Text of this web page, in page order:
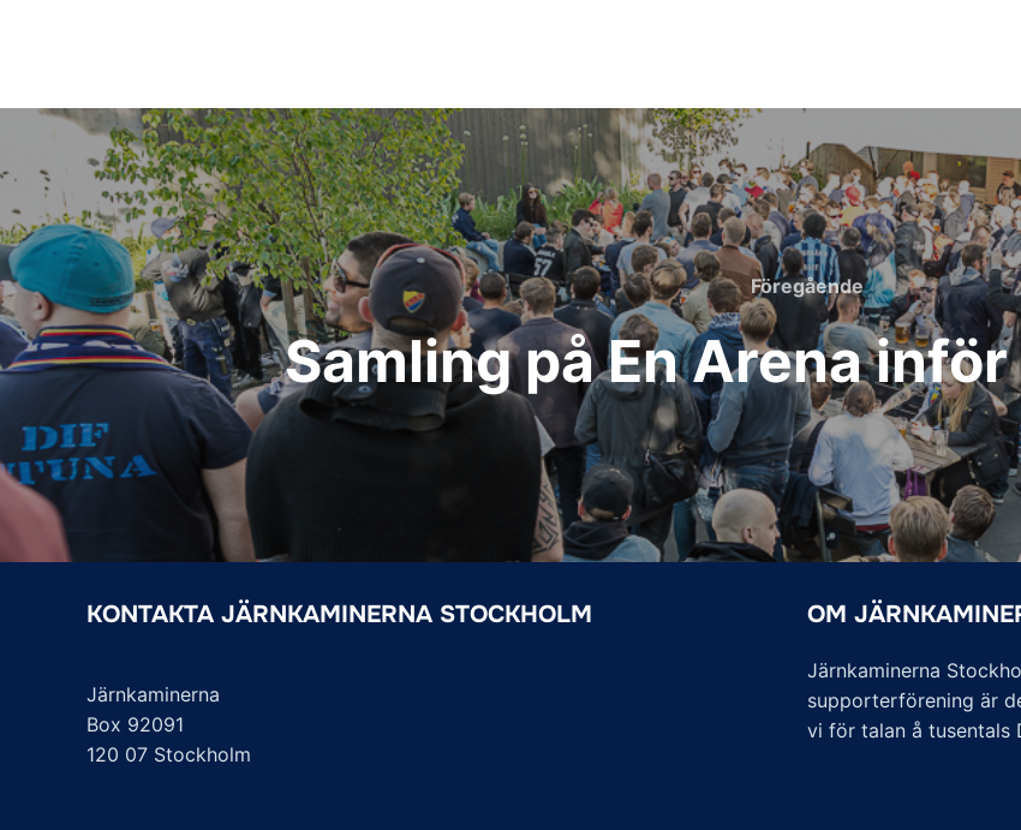
Inläggsnavigering
Föregående
Föregående
Samling på En Arena
KONTAKTA JÄRNKAMINERNA STOCKHOLM
Järnkaminerna
Box 92091
120 07 Stockholm
OM
Järnkaminerna
supporterförening är
vi för talan å tusentals